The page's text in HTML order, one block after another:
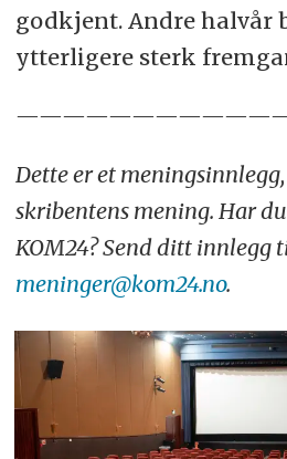
godkjent. Andre halvår
ytterligere sterk
Dette er et
skribentens mening. Har
KOM24? Send ditt innlegg
meninger@kom24.no.